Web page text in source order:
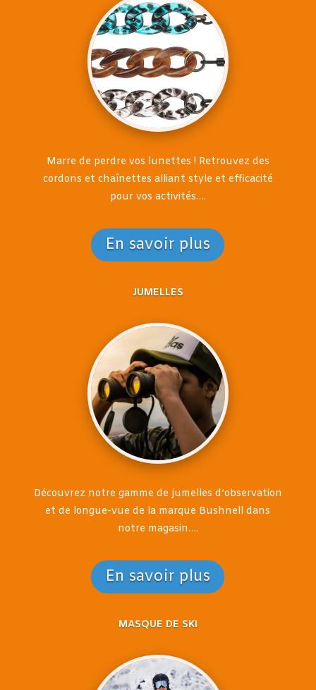
Marre de perdre vos lunettes ! Retrouvez des
cordons et chaînettes alliant style et efficacité
pour vos activités….
En savoir plus
JUMELLES
Découvrez notre gamme de jumelles d’observation
et de longue-vue de la marque Bushnell dans
notre magasin….
En savoir plus
MASQUE DE SKI